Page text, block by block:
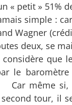
« petit » 51%
simple :
Wagner
deux, se
que
le
même si,
tour, il